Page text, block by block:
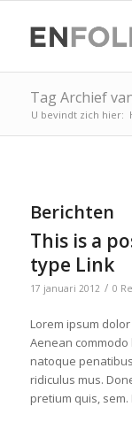
Tag Archief
U bevindt zich hier:
Berichten
This is a
type Link
17 januari 2012 / 0
Lorem ipsum
Aenean commodo
natoque
ridiculus mus.
pretium quis,